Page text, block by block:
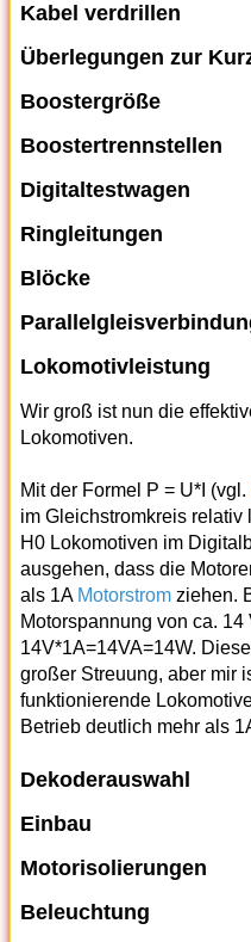
Kabel verdrillen
Überlegungen zur
Boostergröße
Boostertrennstellen
Digitaltestwagen
Ringleitungen
Blöcke
Lokomotivleistung
Wir groß ist nun die
Lokomotiven.
Mit der Formel P = U*I (vgl.
im Gleichstromkreis
H0 Lokomotiven im
ausgehen, dass die
als 1A Motorstrom ziehen.
Motorspannung von ca.
14V*1A=14VA=14W.
großer Streuung, aber mir
funktionierende
Betrieb deutlich mehr als
Dekoderauswahl
Einbau
Motorisolierungen
Beleuchtung